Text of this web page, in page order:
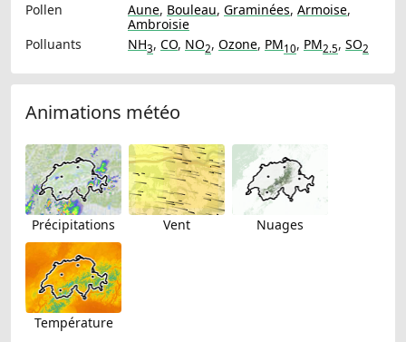
Pollen
Aune, Bouleau, Graminées, Armoise,
Ambroisie
Polluants
NH3, CO, NO2, Ozone, PM10, PM2.5, SO2
Animations météo
Précipitations Vent Nuages
Température